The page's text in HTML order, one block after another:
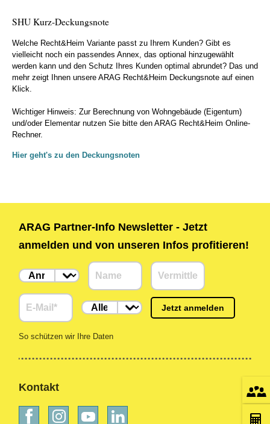
SHU Kurz-Deckungsnote
Welche Recht&Heim Variante passt zu Ihrem Kunden? Gibt es
vielleicht noch ein passendes Annex, das optional hinzugewählt
werden kann und den Schutz Ihres Kunden optimal abrundet? Das und
mehr zeigt Ihnen unsere ARAG Recht&Heim Deckungsnote auf einen
Klick.
Wichtiger Hinweis: Zur Berechnung von Wohngebäude (Eigentum)
und/oder Elementar nutzen Sie bitte den ARAG Recht&Heim Online-
Rechner.
Hier geht's zu den Deckungsnoten
ARAG Partner-Info Newsletter - Jetzt
anmelden und von unseren Infos profitieren!
Jetzt anmelden
So schützen wir Ihre Daten
Kontakt